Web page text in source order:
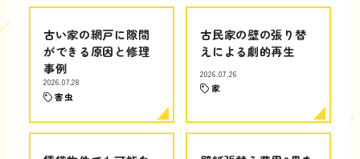
古い家の網戸に隙間
ができる原因と修理
事例
2026.07.28
害虫
古民家の壁の張り替
えによる劇的再生
2026.07.26
家